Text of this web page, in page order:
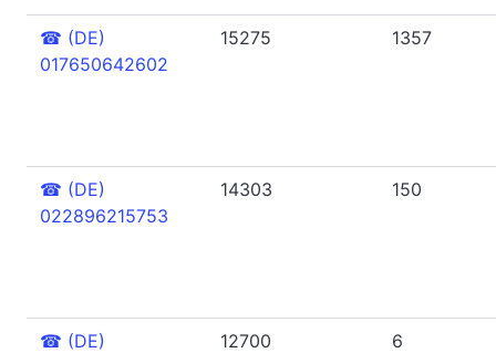
☎ (DE)
017650642602
15275 1357
☎ (DE)
022896215753
14303 150
☎ (DE)
12700 6